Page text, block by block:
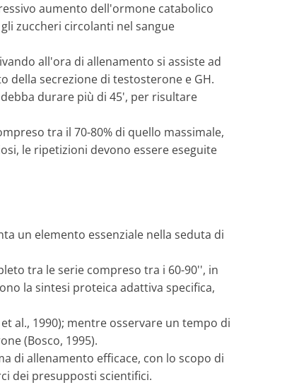
aumento dell'ormone catabolico
zuccheri circolanti nel sangue
all'ora di allenamento si assiste ad
della secrezione di testosterone e GH.
durare più di 45', per risultare
tra il 70-80% di quello massimale,
le ripetizioni devono essere eseguite
un elemento essenziale nella seduta di
tra le serie compreso tra i 60-90'', in
la sintesi proteica adattiva specifica,
al., 1990); mentre osservare un tempo di
(Bosco, 1995).
di allenamento efficace, con lo scopo di
dei presupposti scientifici.